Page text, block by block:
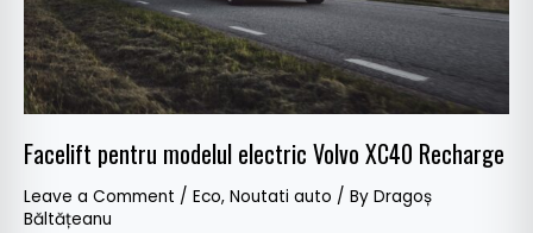
Facelift pentru modelul electric Volvo XC40 Recharge
Leave a Comment / Eco, Noutati auto / By Dragoș
Băltățeanu